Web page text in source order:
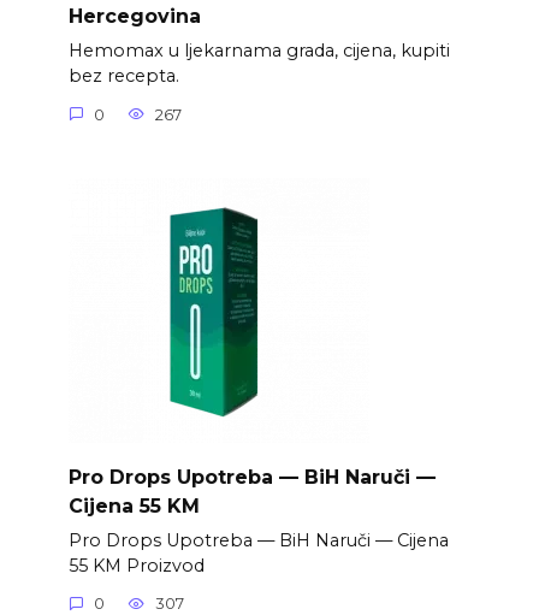
Hercegovina
Hemomax u ljekarnama grada, cijena, kupiti
bez recepta.
0 267
Pro Drops Upotreba — BiH Naruči —
Cijena 55 KM
Pro Drops Upotreba — BiH Naruči — Cijena
55 KM Proizvod
0 307